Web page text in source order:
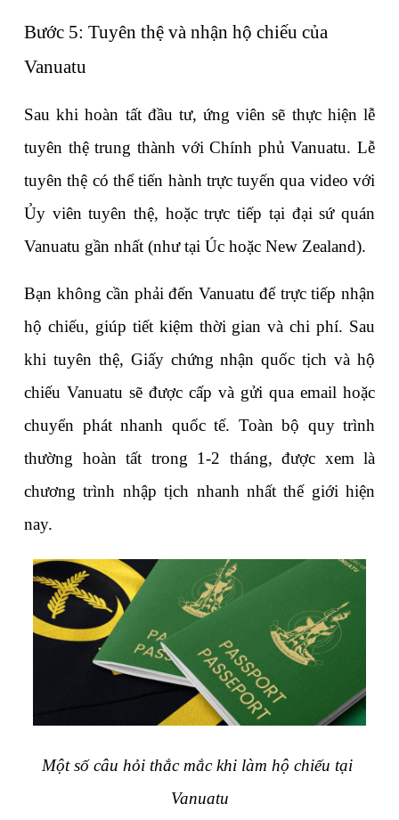
Bước 5: Tuyên thệ và nhận hộ chiếu của
Vanuatu
Sau khi hoàn tất đầu tư, ứng viên sẽ thực hiện lễ
tuyên thệ trung thành với Chính phủ Vanuatu. Lễ
tuyên thệ có thể tiến hành trực tuyến qua video với
Ủy viên tuyên thệ, hoặc trực tiếp tại đại sứ quán
Vanuatu gần nhất (như tại Úc hoặc New Zealand).
Bạn không cần phải đến Vanuatu để trực tiếp nhận
hộ chiếu, giúp tiết kiệm thời gian và chi phí. Sau
khi tuyên thệ, Giấy chứng nhận quốc tịch và hộ
chiếu Vanuatu sẽ được cấp và gửi qua email hoặc
chuyển phát nhanh quốc tế. Toàn bộ quy trình
thường hoàn tất trong 1-2 tháng, được xem là
chương trình nhập tịch nhanh nhất thế giới hiện
nay.
Một số câu hỏi thắc mắc khi làm hộ chiếu tại
Vanuatu